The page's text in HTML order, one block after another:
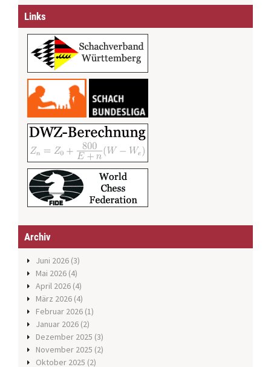
Links
Archiv
Juni 2026 (3)
Mai 2026 (4)
April 2026 (4)
März 2026 (4)
Februar 2026 (1)
Januar 2026 (2)
Dezember 2025 (3)
November 2025 (2)
Oktober 2025 (2)